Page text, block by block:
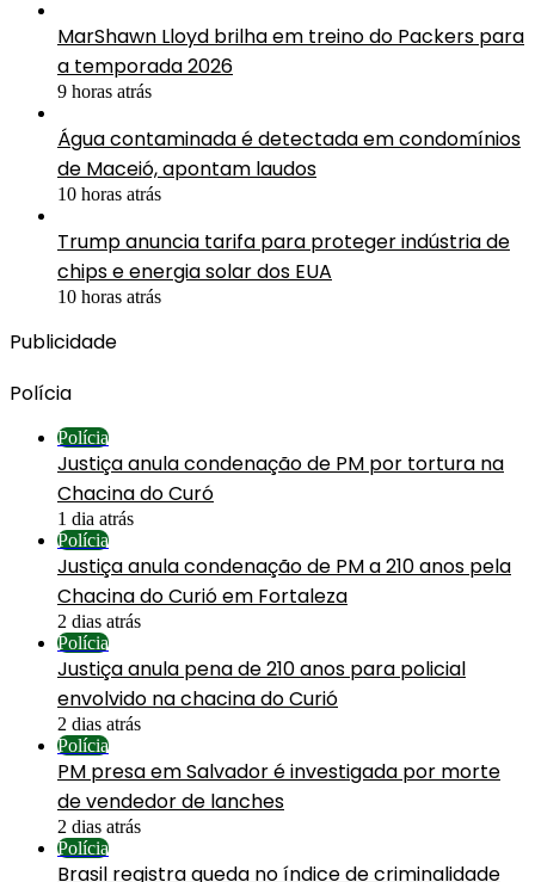
MarShawn Lloyd brilha em treino do Packers para
a temporada 2026
9 horas atrás
Água contaminada é detectada em condomínios
de Maceió, apontam laudos
10 horas atrás
Trump anuncia tarifa para proteger indústria de
chips e energia solar dos EUA
10 horas atrás
Publicidade
Polícia
Polícia
Justiça anula condenação de PM por tortura na
Chacina do Curó
1 dia atrás
Polícia
Justiça anula condenação de PM a 210 anos pela
Chacina do Curió em Fortaleza
2 dias atrás
Polícia
Justiça anula pena de 210 anos para policial
envolvido na chacina do Curió
2 dias atrás
Polícia
PM presa em Salvador é investigada por morte
de vendedor de lanches
2 dias atrás
Polícia
Brasil registra queda no índice de criminalidade